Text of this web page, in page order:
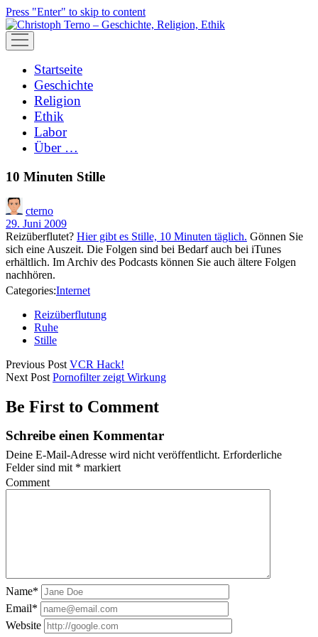
Press "Enter" to skip to content
open
menu
Startseite
Geschichte
Religion
Ethik
Labor
Über …
10 Minuten Stille
cterno
29. Juni 2009
Reizüberflutet? Hier gibt es Stille, 10 Minuten täglich. Gönnen Sie
sich eine Auszeit. Die Folgen sind bei Bedarf auch bei iTunes
erhältlich. Im Archiv des Podcasts können Sie auch ältere Folgen
nachhören.
Categories:Internet
Reizüberflutung
Ruhe
Stille
Previous Post VCR Hack!
Next Post Pornofilter zeigt Wirkung
Be First to Comment
Schreibe einen Kommentar
Deine E-Mail-Adresse wird nicht veröffentlicht. Erforderliche
Felder sind mit * markiert
Comment
Name*
Email*
Website